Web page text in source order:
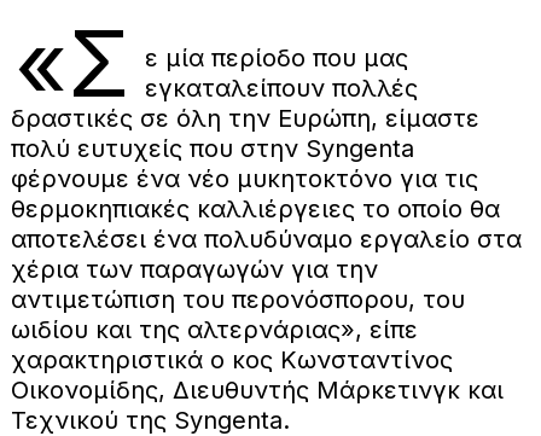
«Σ
ε μία περίοδο που μας
εγκαταλείπουν πολλές
δραστικές σε όλη την Ευρώπη, είμαστε
πολύ ευτυχείς που στην Syngenta
φέρνουμε ένα νέο μυκητοκτόνο για τις
θερμοκηπιακές καλλιέργειες το οποίο θα
αποτελέσει ένα πολυδύναμο εργαλείο στα
χέρια των παραγωγών για την
αντιμετώπιση του περονόσπορου, του
ωιδίου και της αλτερνάριας», είπε
χαρακτηριστικά ο κος Κωνσταντίνος
Οικονομίδης, Διευθυντής Μάρκετινγκ και
Τεχνικού της Syngenta.